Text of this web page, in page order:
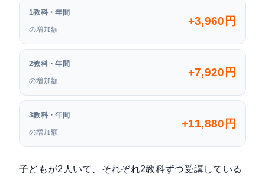
1教科・年間
の増加額
+3,960円
2教科・年間
の増加額
+7,920円
3教科・年間
の増加額
+11,880円
子どもが2人いて、それぞれ2教科ずつ受講している